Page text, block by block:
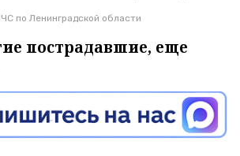
по Ленинградской области
пострадавшие, еще